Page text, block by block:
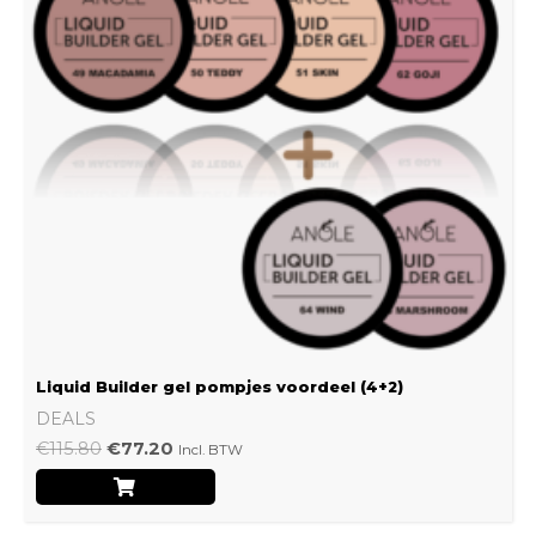
Liquid Builder gel pompjes voordeel (4+2)
DEALS
€115.80 €77.20 Incl. BTW